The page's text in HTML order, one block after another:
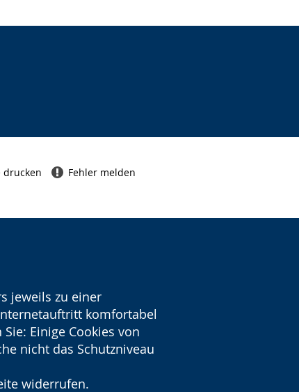
jeweils zu einer
komfortabel
Einige Cookies von
nicht das Schutzniveau
widerrufen.
drucken Fehler melden